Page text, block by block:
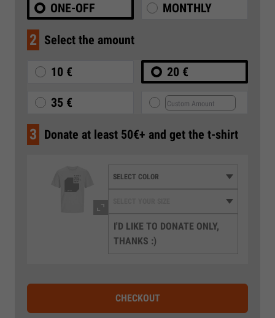
ONE-OFF MONTHLY
2 Select the amount
10 € 20 €
35 €
3 Donate at least 50€+ and get the t-shirt
I'D LIKE TO DONATE ONLY,
THANKS :)
CHECKOUT